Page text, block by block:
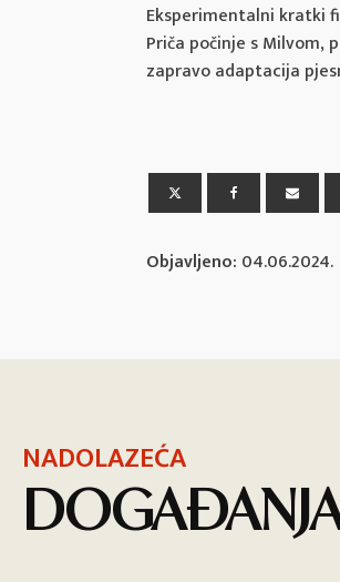
Eksperimentalni kratki
Priča počinje s
zapravo adaptacija
Objavljeno: 04.06.2024.
NADOLAZEĆA